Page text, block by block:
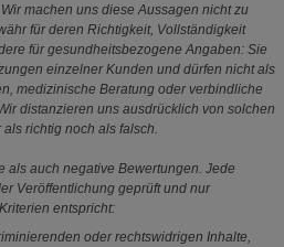
machen uns diese Aussagen nicht zu
für deren Richtigkeit, Vollständigkeit
für gesundheitsbezogene Angaben: Sie
einzelner Kunden und dürfen nicht als
medizinische Beratung oder verbindliche
distanzieren uns ausdrücklich von solchen
richtig noch als falsch.
als auch negative Bewertungen. Jede
Veröffentlichung geprüft und nur
entspricht:
oder rechtswidrigen Inhalte,